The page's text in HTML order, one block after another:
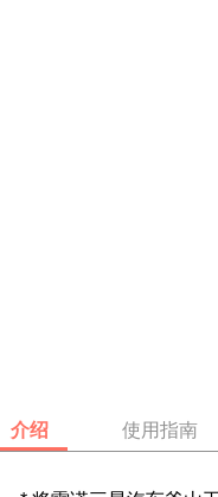
介绍 使用指南